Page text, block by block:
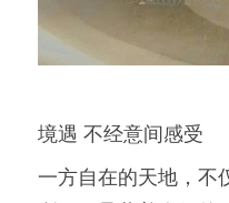
境遇 不经意间感受
一方自在的天地，不